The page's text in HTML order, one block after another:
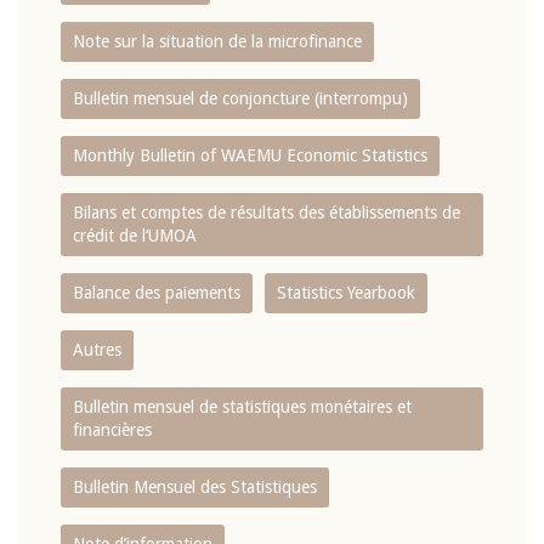
Note sur la situation de la microfinance
Bulletin mensuel de conjoncture (interrompu)
Monthly Bulletin of WAEMU Economic Statistics
Bilans et comptes de résultats des établissements de
crédit de l‘UMOA
Balance des paiements Statistics Yearbook
Autres
Bulletin mensuel de statistiques monétaires et
financières
Bulletin Mensuel des Statistiques